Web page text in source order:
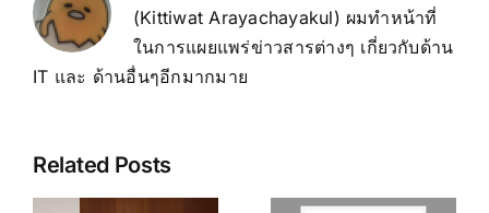
(Kittiwat Arayachayakul) ผมทำหน้าที่
ในการแผยแพร่ข่าวสารต่างๆ เกี่ยวกับด้าน
IT และ ด้านอื่นๆอีกมากมาย
Related Posts